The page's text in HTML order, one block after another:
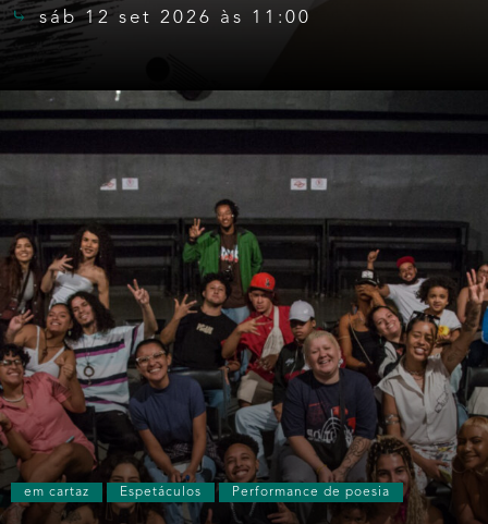
sáb 12 set 2026 às 11:00
em cartaz Espetáculos Performance de poesia